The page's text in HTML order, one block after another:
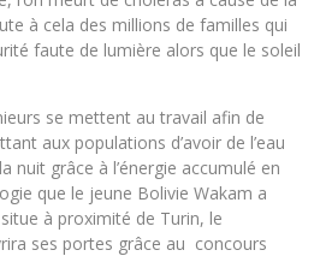
à cela des millions de familles qui
faute de lumière alors que le soleil
se mettent au travail afin de
aux populations d’avoir de l’eau
nuit grâce à l’énergie accumulé en
que le jeune Bolivie Wakam a
à proximité de Turin, le
ses portes grâce au concours